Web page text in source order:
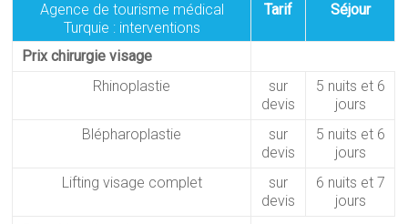
Agence de tourisme médical
Turquie : interventions
Tarif Séjour
Prix chirurgie visage
Rhinoplastie
sur
devis
5 nuits et 6
jours
Blépharoplastie
sur
devis
5 nuits et 6
jours
Lifting visage complet
sur
devis
6 nuits et 7
jours